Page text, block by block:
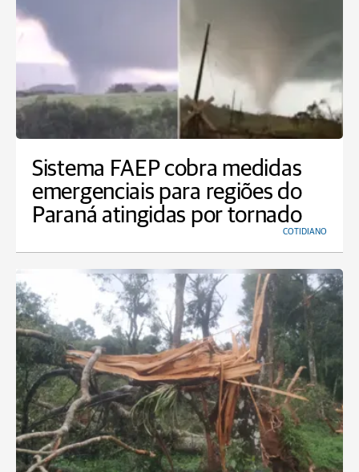
Sistema FAEP cobra medidas
emergenciais para regiões do
Paraná atingidas por tornado
COTIDIANO